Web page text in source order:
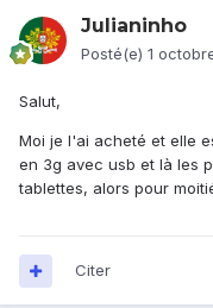
Julianinho
Posté(e) 1
Salut,
Moi je l'ai acheté et elle
en 3g avec usb et là les
tablettes, alors pour
Citer